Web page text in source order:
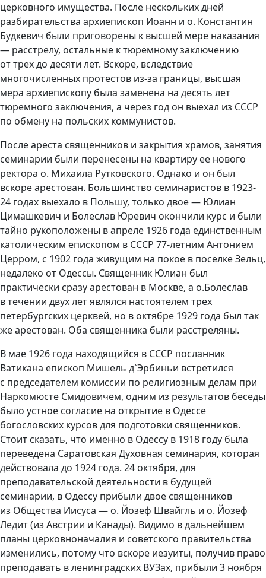
церковного имущества. После нескольких дней
разбирательства архиепископ Иоанн и о. Константин
Будкевич были приговорены к высшей мере наказания
— расстрелу, остальные к тюремному заключению
от трех до десяти лет. Вскоре, вследствие
многочисленных протестов из-за границы, высшая
мера архиепископу была заменена на десять лет
тюремного заключения, а через год он выехал из СССР
по обмену на польских коммунистов.
После ареста священников и закрытия храмов, занятия
семинарии были перенесены на квартиру ее нового
ректора о. Михаила Рутковского. Однако и он был
вскоре арестован. Большинство семинаристов в 1923-
24 годах выехало в Польшу, только двое — Юлиан
Цимашкевич и Болеслав Юревич окончили курс и были
тайно рукоположены в апреле 1926 года единственным
католическим епископом в СССР 77-летним Антонием
Церром, с 1902 года живущим на покое в поселке Зельц,
недалеко от Одессы. Священник Юлиан был
практически сразу арестован в Москве, а о.Болеслав
в течении двух лет являлся настоятелем трех
петербургских церквей, но в октябре 1929 года был так
же арестован. Оба священника были расстреляны.
В мае 1926 года находящийся в СССР посланник
Ватикана епископ Мишель д`Эрбиньи встретился
с председателем комиссии по религиозным делам при
Наркомюсте Смидовичем, одним из результатов беседы
было устное согласие на открытие в Одессе
богословских курсов для подготовки священников.
Стоит сказать, что именно в Одессу в 1918 году была
переведена Саратовская Духовная семинария, которая
действовала до 1924 года. 24 октября, для
преподавательской деятельности в будущей
семинарии, в Одессу прибыли двое священников
из Общества Иисуса — о. Йозеф Швайгль и о. Йозеф
Ледит (из Австрии и Канады). Видимо в дальнейшем
планы церковноначалия и советского правительства
изменились, потому что вскоре иезуиты, получив право
преподавать в ленинградских ВУЗах, прибыли 3 ноября